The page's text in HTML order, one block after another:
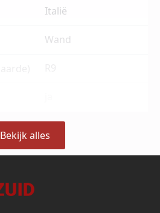
Italië
Wand
Bekijk alles